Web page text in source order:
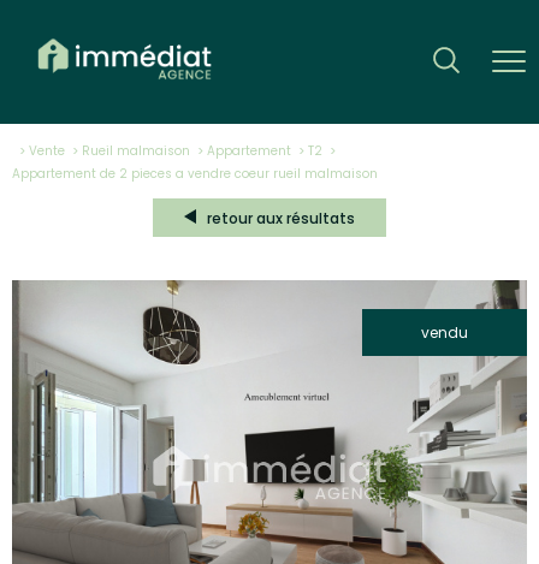
Vente Rueil malmaison Appartement
T2
appartement de 2 pieces a vendre coeur rueil malmaison
retour aux résultats
vendu